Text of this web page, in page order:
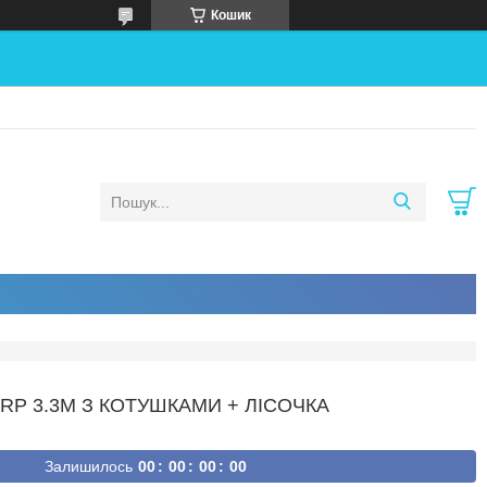
Кошик
3.3М З КОТУШКАМИ + ЛІСОЧКА
Залишилось 00 00 00 00